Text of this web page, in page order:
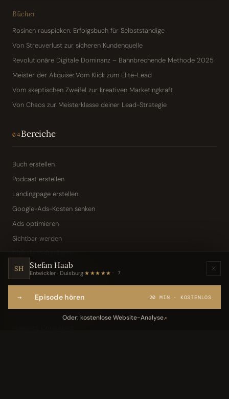
Bücher
Rosinen rauspicken: Erfolgsbuch für Selbstständige
Von Streuverlust zur sicheren Kundenquelle
Revolutionäre Digitale Dominanz – Bahnbrechende Methode 2025
Meister der Akquise: Vom Klick zum Elite-Lead
Vom skeptischen Zweifel zur kreativen Marketingkraft
Von Chaos zur Meisterklasse deiner Lead-Strategie
04Bereiche
Buch erstellen
Podcast erstellen
Landingpage erstellen
Google-Ads-Kosten senken
Ads optimieren
Sichtbar werden
Digitale Visitenkarte
KI-Assistent (Toni · Jarvis)
Webseite per Sprache
SH Stefan Haab
Entwickler · Duisburg·★★★★★ 7
→ Episode hören 20 MIN · KOSTENLOS
Oder: kostenlose Website-Analyse↗